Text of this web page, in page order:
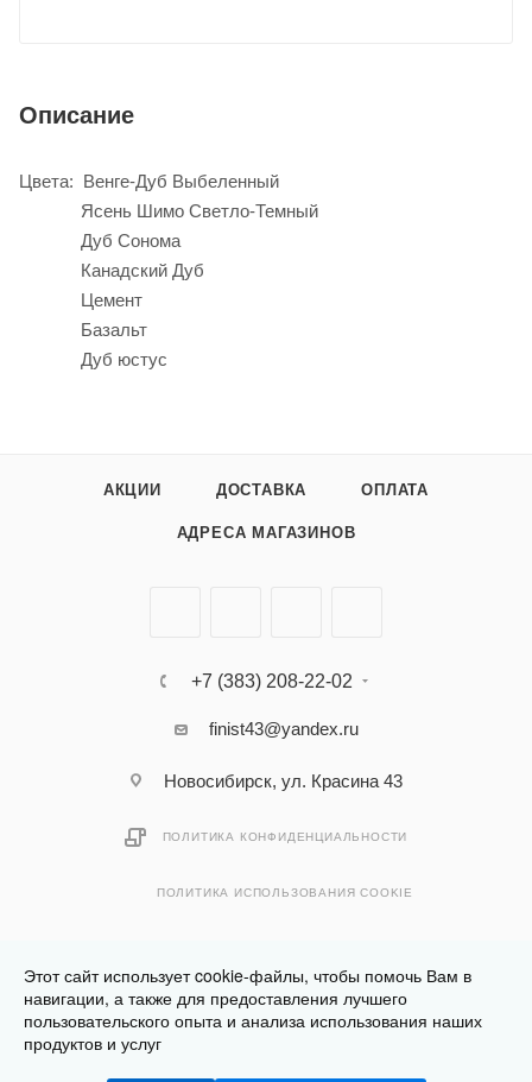
Описание
Цвета: Венге-Дуб Выбеленный
Ясень Шимо Светло-Темный
Дуб Сонома
Канадский Дуб
Цемент
Базальт
Дуб юстус
АКЦИИ ДОСТАВКА ОПЛАТА
АДРЕСА МАГАЗИНОВ
+7 (383) 208-22-02
finist43@yandex.ru
Новосибирск, ул. Красина 43
ПОЛИТИКА КОНФИДЕНЦИАЛЬНОСТИ
ПОЛИТИКА ИСПОЛЬЗОВАНИЯ COOKIE
Разработано вКлюква.Студия
Этот сайт использует cookie-файлы, чтобы помочь Вам в
навигации, а также для предоставления лучшего
пользовательского опыта и анализа использования наших
продуктов и услуг